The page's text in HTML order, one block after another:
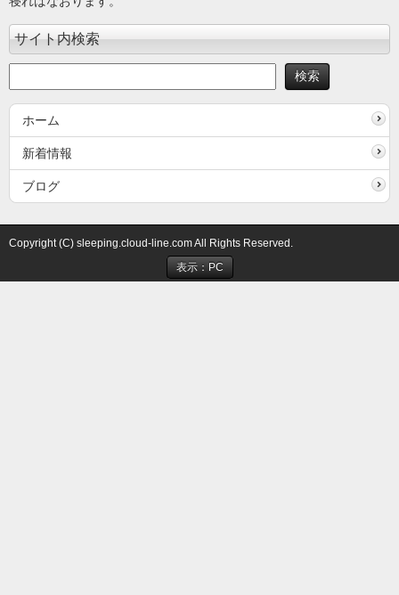
サイト内検索
ホーム
新着情報
ブログ
Copyright (C) sleeping.cloud-line.com All Rights Reserved.
表示：PC